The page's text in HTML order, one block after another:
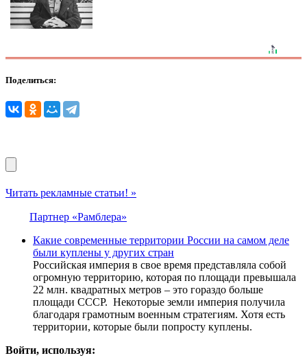
Поделиться:
Читать рекламные статьи! »
Партнер «Рамблера»
Какие современные территории России на самом деле
были куплены у других стран
Российская империя в свое время представляла собой
огромную территорию, которая по площади превышала
22 млн. квадратных метров – это гораздо больше
площади СССР. Некоторые земли империя получила
благодаря грамотным военным стратегиям. Хотя есть
территории, которые были попросту куплены.
Войти, используя: